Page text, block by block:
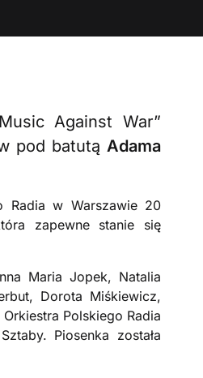
Against War”
pod batutą Adama
Radia w Warszawie 20
zapewne stanie się
Maria Jopek, Natalia
Dorota Miśkiewicz,
Polskiego Radia
Piosenka została